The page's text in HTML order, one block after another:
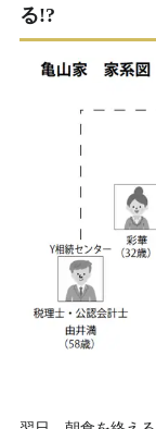
る!?